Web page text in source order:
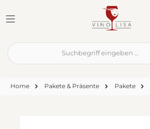
Home Pakete & Präsente Pakete